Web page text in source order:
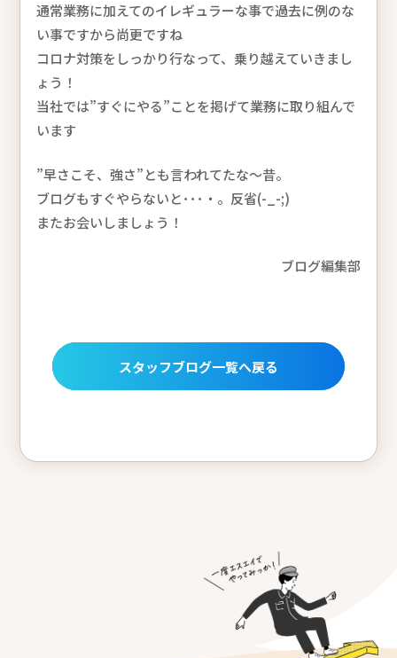
通常業務に加えてのイレギュラーな事で過去に例のな
い事ですから尚更ですね
コロナ対策をしっかり行なって、乗り越えていきまし
ょう！
当社では”すぐにやる”ことを掲げて業務に取り組んで
います
”早さこそ、強さ”とも言われてたな～昔。
ブログもすぐやらないと･･･・。反省(-_-;)
またお会いしましょう！
ブログ編集部
スタッフブログ一覧へ戻る